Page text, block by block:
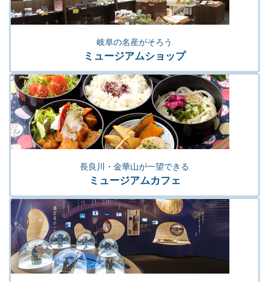
岐阜の名産がそろう
ミュージアムショップ
長良川・金華山が一望できる
ミュージアムカフェ